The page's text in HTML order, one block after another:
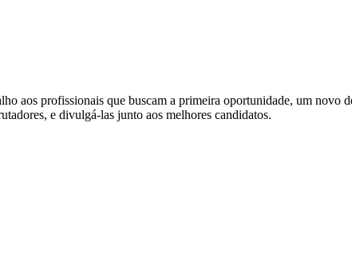
aos profissionais que buscam a primeira oportunidade, um novo
e divulgá-las junto aos melhores candidatos.